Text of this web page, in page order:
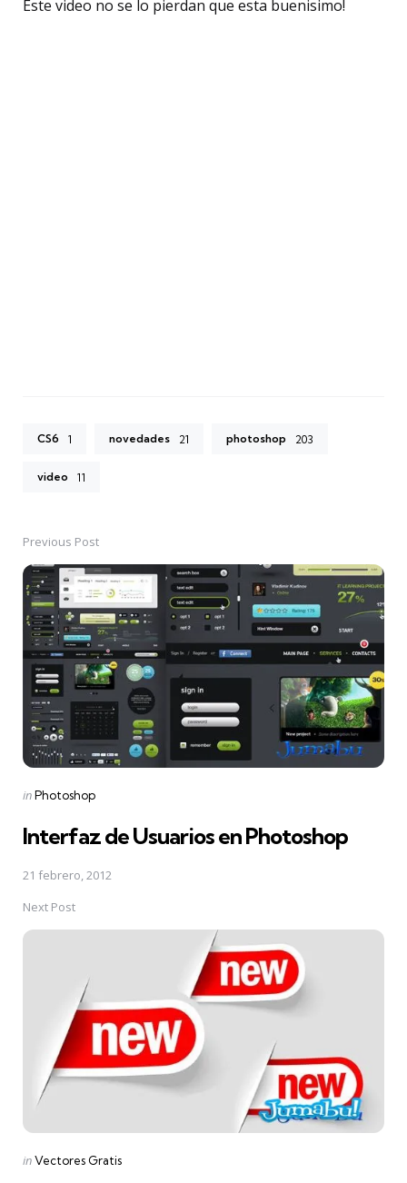
Este video no se lo pierdan que esta buenisimo!
CS6 1 novedades 21 photoshop 203
video 11
Post
navigation
Previous Post
Posted
inPhotoshop
Interfaz de Usuarios en Photoshop
21 febrero, 2012
Next Post
Posted
inVectores Gratis